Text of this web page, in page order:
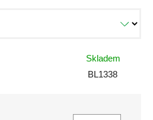
Skladem
BL1338